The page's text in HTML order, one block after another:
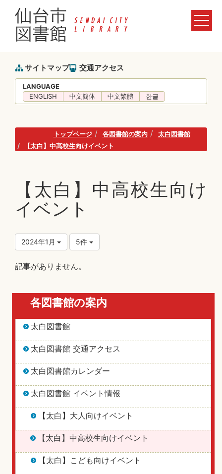
サイトマップ 交通アクセス
LANGUAGE
ENGLISH
中文簡体 中文繁體 한글
トップページ 各図書館の案内
太白図書館
【太白】中高校生向けイベント
【太白】中高校生向け
イベント
2024年1月 5件
記事がありません。
各図書館の案内
太白図書館
太白図書館 交通アクセス
太白図書館カレンダー
太白図書館 イベント情報
【太白】大人向けイベント
【太白】中高校生向けイベント
【太白】こども向けイベント